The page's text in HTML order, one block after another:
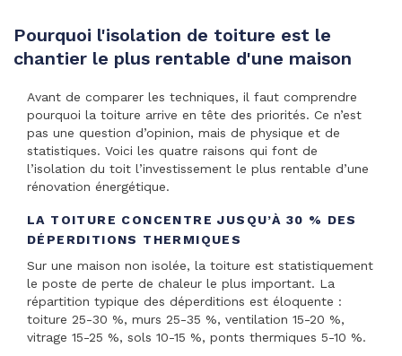
Pourquoi l'isolation de toiture est le
chantier le plus rentable d'une maison
Avant de comparer les techniques, il faut comprendre
pourquoi la toiture arrive en tête des priorités. Ce n’est
pas une question d’opinion, mais de physique et de
statistiques. Voici les quatre raisons qui font de
l’isolation du toit l’investissement le plus rentable d’une
rénovation énergétique.
LA TOITURE CONCENTRE JUSQU’À 30 % DES
DÉPERDITIONS THERMIQUES
Sur une maison non isolée, la toiture est statistiquement
le poste de perte de chaleur le plus important. La
répartition typique des déperditions est éloquente :
toiture 25-30 %, murs 25-35 %, ventilation 15-20 %,
vitrage 15-25 %, sols 10-15 %, ponts thermiques 5-10 %.